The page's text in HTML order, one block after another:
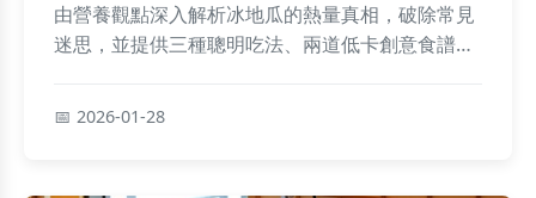
由營養觀點深入解析冰地瓜的熱量真相，破除常見
迷思，並提供三種聰明吃法、兩道低卡創意食譜，
負擔。
2026-01-28